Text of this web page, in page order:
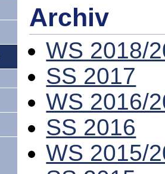
Archiv
WS 2018/
SS 2017
WS 2016/
SS 2016
WS 2015/